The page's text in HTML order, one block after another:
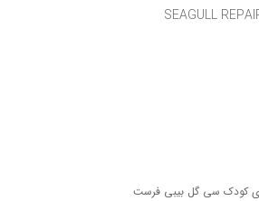
SEAGULL
کودک سی گل بیبی فرست